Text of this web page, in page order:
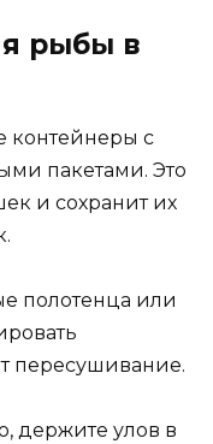
рыбы в
контейнеры с
пакетами. Это
и сохранит их
полотенца или
пересушивание.
держите улов в